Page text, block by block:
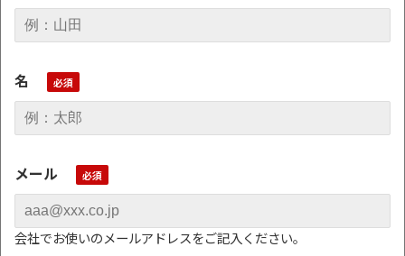
名
メール
会社でお使いのメールアドレスをご記入ください。